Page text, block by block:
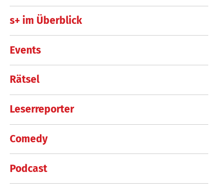
s+ im Überblick
Events
Rätsel
Leserreporter
Comedy
Podcast